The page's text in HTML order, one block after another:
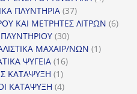
ΠΛΥΝΤΗΡΙΑ 3737
προϊόντα
ΚΑΙ ΜΕΤΡΗΤΕΣ ΛΙΤΡΩΝ 66
3030
προϊόντα
ΜΑΧΑΙΡ/ΝΩΝ 11
ΨΥΓΕΙΑ 1616
ΚΑΤΑΨΥΞΗ 11
προϊόν
ΚΑΤΑΨΥΞΗ 44